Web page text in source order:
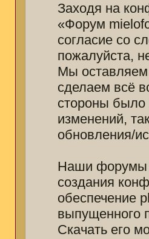
Заходя на
«Форум
согласие со
пожалуйста,
Мы оставляем
сделаем всё
стороны было
изменений,
обновления/
Наши форумы
создания
обеспечение
выпущенного
Скачать его